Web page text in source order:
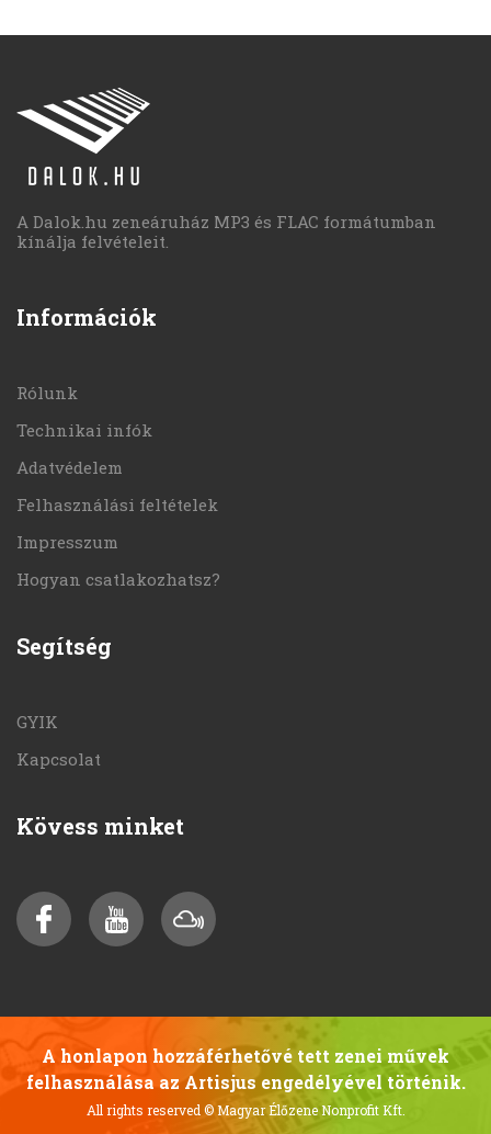
A Dalok.hu zeneáruház MP3 és FLAC formátumban
kínálja felvételeit.
Információk
Rólunk
Technikai infók
Adatvédelem
Felhasználási feltételek
Impresszum
Hogyan csatlakozhatsz?
Segítség
GYIK
Kapcsolat
Kövess minket
A honlapon hozzáférhetővé tett zenei művek
felhasználása az Artisjus engedélyével történik.
All rights reserved© Magyar Élőzene Nonprofit Kft.